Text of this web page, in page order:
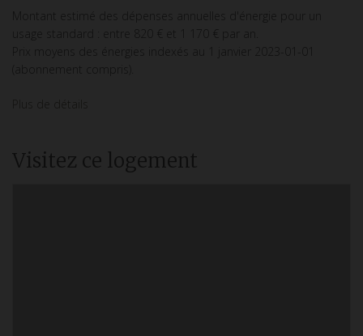
Montant estimé des dépenses annuelles d'énergie pour un
usage standard : entre 820 € et 1 170 € par an.
Prix moyens des énergies indexés au 1 janvier 2023-01-01
(abonnement compris).
Visitez ce logement